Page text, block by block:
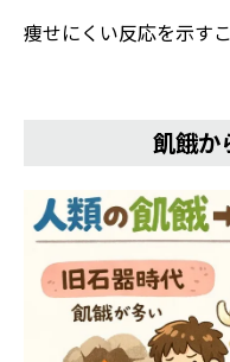
痩せにくい反応を示す
飢餓か